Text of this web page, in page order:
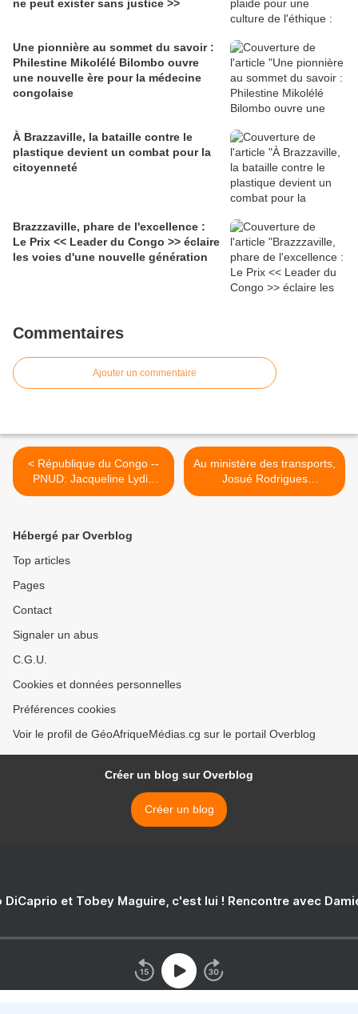
ne peut exister sans justice >>
Une pionnière au sommet du savoir :
Philestine Mikolélé Bilombo ouvre
une nouvelle ère pour la médecine
congolaise
À Brazzaville, la bataille contre le
plastique devient un combat pour la
citoyenneté
Brazzzaville, phare de l'excellence :
Le Prix << Leader du Congo >> éclaire
les voies d'une nouvelle génération
Commentaires
Ajouter un commentaire
< République du Congo --
PNUD: Jacqueline Lydia
Mikolo ouvre le chantier
Au ministère des transports,
Josué Rodrigues
Ngouoniba ouvre le
Hébergé par Overblog
Top articles
Pages
Contact
Signaler un abus
C.G.U.
Cookies et données personnelles
Préférences cookies
Voir le profil de GéoAfriqueMédias.cg sur le portail Overblog
Créer un blog sur Overblog
Créer un blog
DiCaprio et Tobey Maguire, c'est lui ! Rencontre avec